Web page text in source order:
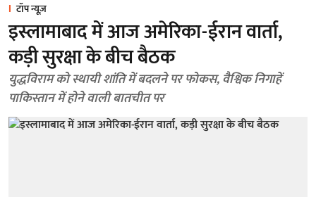
टॉप न्यूज़
इस्लामाबाद में आज अमेरिका-ईरान वार्ता,
कड़ी सुरक्षा के बीच बैठक
युद्धविराम को स्थायी शांति में बदलने पर फोकस, वैश्विक निगाहें
पाकिस्तान में होने वाली बातचीत पर